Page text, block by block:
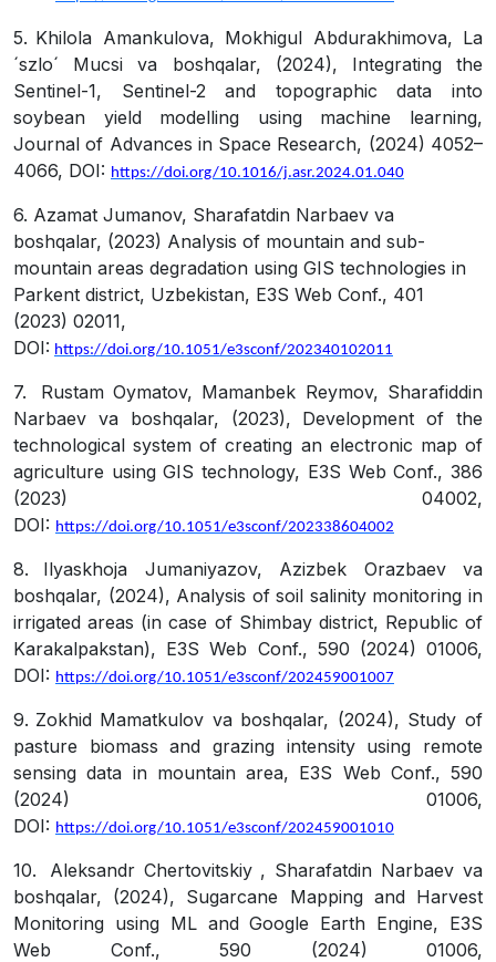
5. Khilola Amankulova, Mokhigul Abdurakhimova, La
´szlo´ Mucsi va boshqalar, (2024), Integrating the
Sentinel-1, Sentinel-2 and topographic data into
soybean yield modelling using machine learning,
Journal of Advances in Space Research, (2024) 4052–
4066, DOI: https://doi.org/10.1016/j.asr.2024.01.040
6. Azamat Jumanov, Sharafatdin Narbaev va
boshqalar, (2023) Analysis of mountain and sub-
mountain areas degradation using GIS technologies in
Parkent district, Uzbekistan, E3S Web Conf., 401
(2023) 02011,
DOI: https://doi.org/10.1051/e3sconf/202340102011
7.
Rustam Oymatov, Mamanbek Reymov, Sharafiddin
Narbaev va boshqalar, (2023), Development of the
technological system of creating an electronic map of
agriculture using GIS technology, E3S Web Conf., 386
(2023) 04002,
DOI: https://doi.org/10.1051/e3sconf/202338604002
8.
Ilyaskhoja Jumaniyazov, Azizbek Orazbaev va
boshqalar, (2024), Analysis of soil salinity monitoring in
irrigated areas (in case of Shimbay district, Republic of
Karakalpakstan), E3S Web Conf., 590 (2024) 01006,
DOI: https://doi.org/10.1051/e3sconf/202459001007
9. Zokhid Mamatkulov va boshqalar, (2024), Study of
pasture biomass and grazing intensity using remote
sensing data in mountain area, E3S Web Conf., 590
(2024) 01006,
DOI: https://doi.org/10.1051/e3sconf/202459001010
10.
Aleksandr Chertovitskiy , Sharafatdin Narbaev va
boshqalar, (2024), Sugarcane Mapping and Harvest
Monitoring using ML and Google Earth Engine, E3S
Web Conf., 590 (2024) 01006,